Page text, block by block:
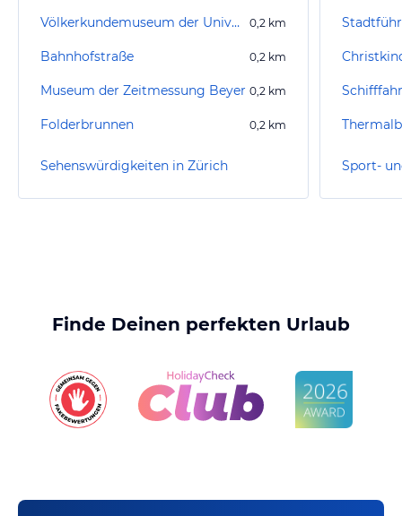
Völkerkundemuseum der Universität Zürich 0,2 km
Bahnhofstraße 0,2 km
Museum der Zeitmessung Beyer 0,2 km
Folderbrunnen 0,2 km
Sehenswürdigkeiten in Zürich Sport-
Finde Deinen perfekten Urlaub